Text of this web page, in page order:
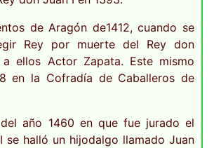
de Aragón de1412, cuando se
Rey por muerte del Rey don
ellos Actor Zapata. Este mismo
en la Cofradía de Caballeros de
año 1460 en que fue jurado el
se halló un hijodalgo llamado Juan